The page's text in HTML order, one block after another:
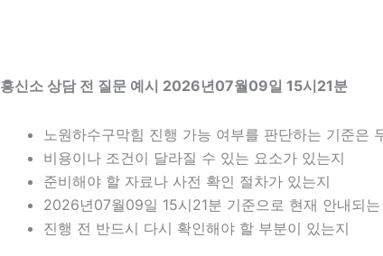
흥신소 상담 전 질문 예시 2026년07월09일 15시21분
노원하수구막힘 진행 가능 여부를 판단하는 기준은
비용이나 조건이 달라질 수 있는 요소가 있는지
준비해야 할 자료나 사전 확인 절차가 있는지
2026년07월09일 15시21분 기준으로 현재 안내되는
진행 전 반드시 다시 확인해야 할 부분이 있는지